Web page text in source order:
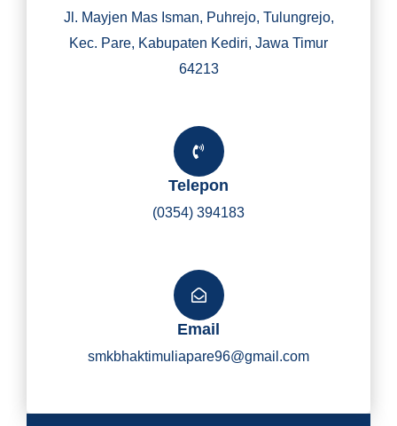
Y
I
Jl. Mayjen Mas Isman, Puhrejo, Tulungrejo,
Kec. Pare, Kabupaten Kediri, Jawa Timur
64213
Telepon
(0354) 394183
Email
smkbhaktimuliapare96@gmail.com